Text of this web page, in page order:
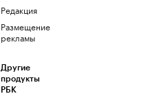
Редакция
Размещение
рекламы
Другие
продукты
РБК